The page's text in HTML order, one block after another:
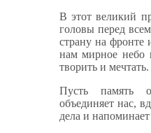
В этот великий
головы перед
страну на фронте
нам мирное небо
творить и мечтать.
Пусть память
объединяет нас,
дела и